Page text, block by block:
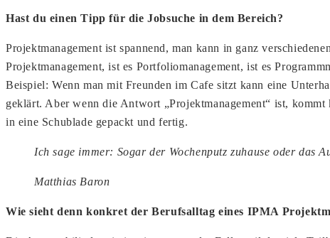
Hast du einen Tipp für die Jobsuche in dem Bereich?
Projektmanagement ist spannend, man kann in ganz
Projektmanagement, ist es Portfoliomanagement, ist es
Beispiel: Wenn man mit Freunden im Cafe sitzt kann eine
geklärt. Aber wenn die Antwort „Projektmanagement“ ist,
in eine Schublade gepackt und fertig.
Ich sage immer: Sogar der Wochenputz zuhause oder das
Matthias Baron
Wie sieht denn konkret der Berufsalltag eines IPMA